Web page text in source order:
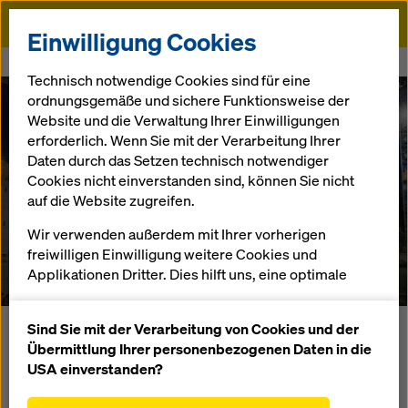
Doka
Referenzen
Messezentrum
Basel
Schweiz
Eine in ihrer Grössenordnung und vom Zeitablauf auch
europaweit ausserordentliche Baustelle ist das neue
Für die Erstellung des Gesamtkomplexes werden von der
Einwilligung Cookies
Technisch notwendige Cookies sind für eine
ordnungsgemäße und sichere Funktionsweise der
Website und die Verwaltung Ihrer Einwilligungen
erforderlich. Wenn Sie mit der Verarbeitung Ihrer
Daten durch das Setzen technisch notwendiger
Cookies nicht einverstanden sind, können Sie nicht
auf die Website zugreifen.
Wir verwenden außerdem mit Ihrer vorherigen
freiwilligen Einwilligung weitere Cookies und
Applikationen Dritter. Dies hilft uns, eine optimale
die Funktionalität unserer Website ständig zu
verbessern (Funktionale und Statistik Cookies),
Sind Sie mit der Verarbeitung von Cookies und der
Übermittlung Ihrer personenbezogenen Daten in die
USA einverstanden?